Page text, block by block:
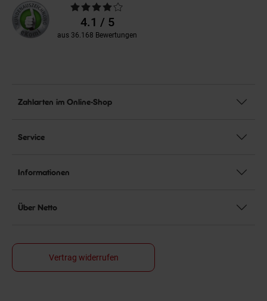
Durchschnittliche
Bewertungen4.1 / 5
aus 36.168 Bewertungen
Zahlarten im Online-Shop
Service
Informationen
Über Netto
Vertrag widerrufen